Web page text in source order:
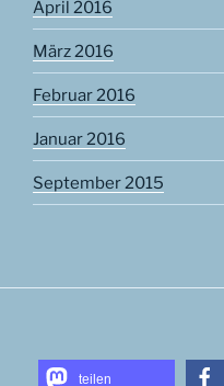
April 2016
März 2016
Februar 2016
Januar 2016
September 2015
teilen